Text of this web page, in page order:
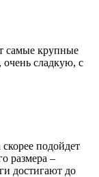
самые крупные
очень сладкую, с
подойдет
размера –
достигают до